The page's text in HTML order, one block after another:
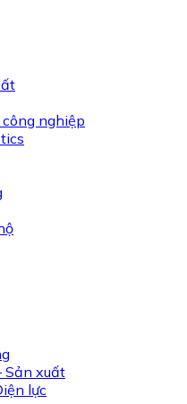
nghiệp
Sản xuất
lực